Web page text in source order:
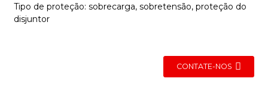
Tipo de proteção: sobrecarga, sobretensão, proteção do
disjuntor
CONTATE-NOS